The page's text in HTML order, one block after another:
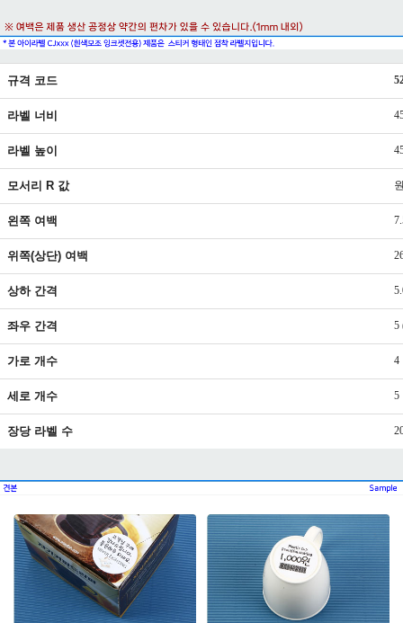
규격 코드
라벨 너비
라벨 높이
모서리 R 값
왼쪽 여백
위쪽(상단) 여백
상하 간격
좌우 간격 5
가로 개수 4
세로 개수 5
장당 라벨 수